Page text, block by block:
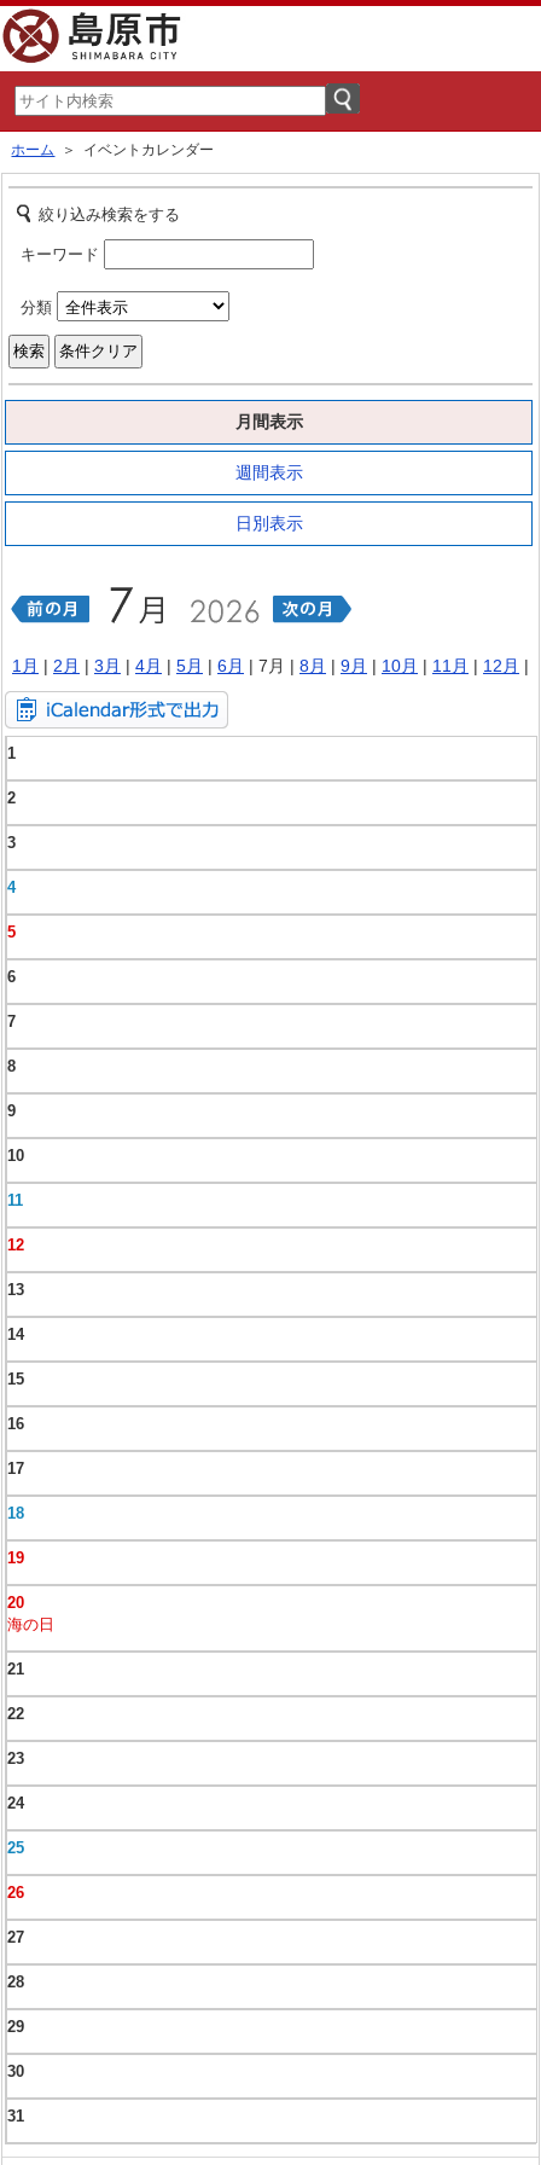
ホーム ＞ イベントカレンダー
絞り込み検索をする
キーワード
分類
月間表示
週間表示
日別表示
1月 | 2月 | 3月 | 4月 | 5月 | 6月 | 7月 | 8月 | 9月 | 10月 | 11月 | 12月 |
1
2
3
4
5
6
7
8
9
10
11
12
13
14
15
16
17
18
19
20
海の日
21
22
23
24
25
26
27
28
29
30
31